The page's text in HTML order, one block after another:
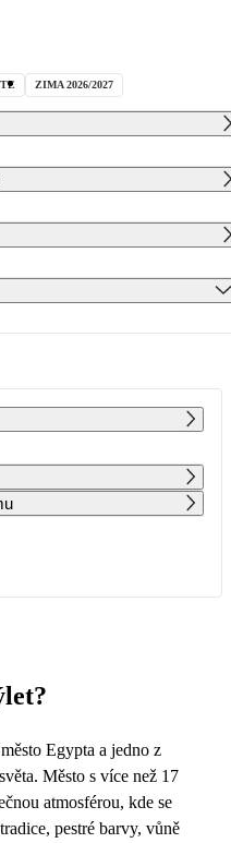
ZIMA 2026/2027
2026
PÁ SO NE
Egypta a jedno z
Město s více než 17
atmosférou, kde se
pestré barvy, vůně